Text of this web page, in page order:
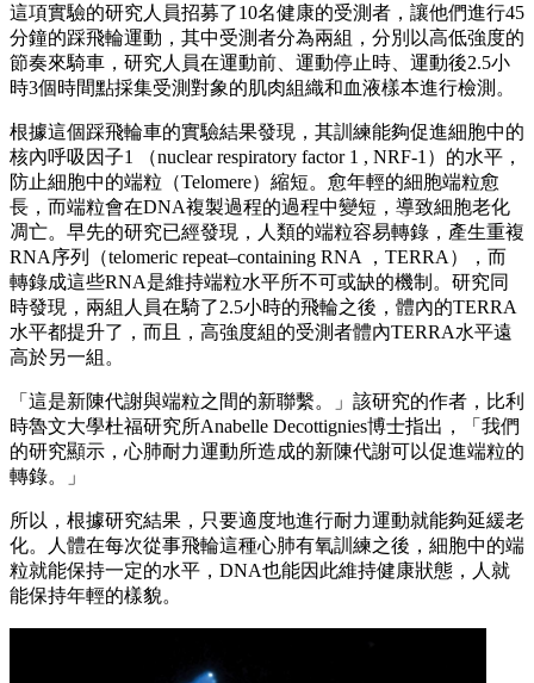
這項實驗的研究人員招募了10名健康的受測者，讓他們進行45
分鐘的踩飛輪運動，其中受測者分為兩組，分別以高低強度的
節奏來騎車，研究人員在運動前、運動停止時、運動後2.5小
時3個時間點採集受測對象的肌肉組織和血液樣本進行檢測。
根據這個踩飛輪車的實驗結果發現，其訓練能夠促進細胞中的
核內呼吸因子1 （nuclear respiratory factor 1 , NRF-1）的水平，
防止細胞中的端粒（Telomere）縮短。愈年輕的細胞端粒愈
長，而端粒會在DNA複製過程的過程中變短，導致細胞老化
凋亡。早先的研究已經發現，人類的端粒容易轉錄，產生重複
RNA序列（telomeric repeat–containing RNA ，TERRA），而
轉錄成這些RNA是維持端粒水平所不可或缺的機制。研究同
時發現，兩組人員在騎了2.5小時的飛輪之後，體內的TERRA
水平都提升了，而且，高強度組的受測者體內TERRA水平遠
高於另一組。
「這是新陳代謝與端粒之間的新聯繫。」該研究的作者，比利
時魯文大學杜福研究所Anabelle Decottignies博士指出，「我們
的研究顯示，心肺耐力運動所造成的新陳代謝可以促進端粒的
轉錄。」
所以，根據研究結果，只要適度地進行耐力運動就能夠延緩老
化。人體在每次從事飛輪這種心肺有氧訓練之後，細胞中的端
粒就能保持一定的水平，DNA也能因此維持健康狀態，人就
能保持年輕的樣貌。